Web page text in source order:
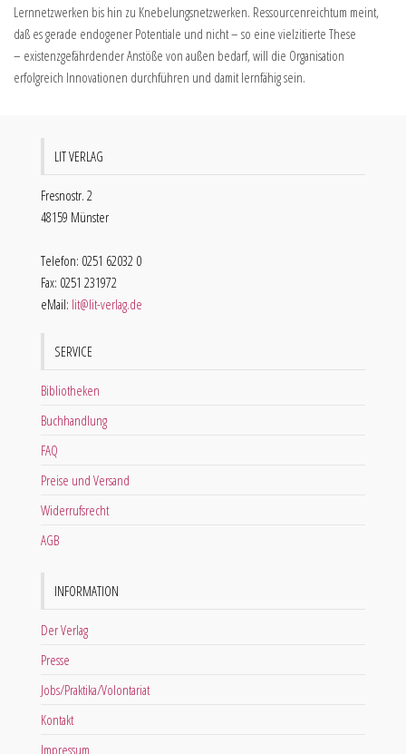
Lernnetzwerken bis hin zu Knebelungsnetzwerken. Ressourcenreichtum meint,
daß es gerade endogener Potentiale und nicht – so eine vielzitierte These
– existenzgefährdender Anstöße von außen bedarf, will die Organisation
erfolgreich Innovationen durchführen und damit lernfähig sein.
LIT VERLAG
Fresnostr. 2
48159 Münster
Telefon: 0251 62032 0
Fax: 0251 231972
eMail: lit@lit-verlag.de
SERVICE
Bibliotheken
Buchhandlung
FAQ
Preise und Versand
Widerrufsrecht
AGB
INFORMATION
Der Verlag
Presse
Jobs/Praktika/Volontariat
Kontakt
Impressum